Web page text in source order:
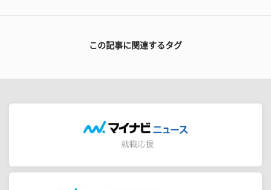
この記事に関連するタグ